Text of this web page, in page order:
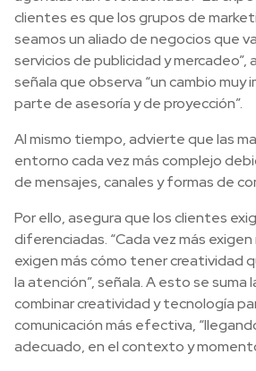
clientes es que los grupos de
seamos un aliado de negocios que
servicios de publicidad y mercadeo”,
señala que observa “un cambio
parte de asesoría y de proyección”.
Al mismo tiempo, advierte que las
entorno cada vez más complejo
de mensajes, canales y formas de
Por ello, asegura que los clientes
diferenciadas. “Cada vez más
exigen más cómo tener creatividad
la atención”, señala. A esto se suma
combinar creatividad y tecnología
comunicación más efectiva,
adecuado, en el contexto y